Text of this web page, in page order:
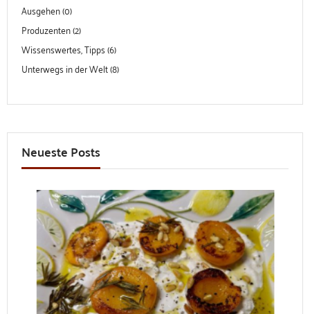
Ausgehen (0)
Produzenten (2)
Wissenswertes, Tipps (6)
Unterwegs in der Welt (8)
Neueste Posts